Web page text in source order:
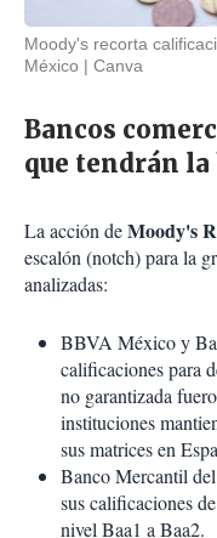
Moody's recorta
México
Canva
Bancos
que tendrán la
La acción deMoody's
escalón (notch) para la
analizadas:
BBVA México y
calificaciones para
no garantizada
instituciones
sus matrices en
Banco Mercantil
sus calificaciones
nivel Baa1 a Baa2.